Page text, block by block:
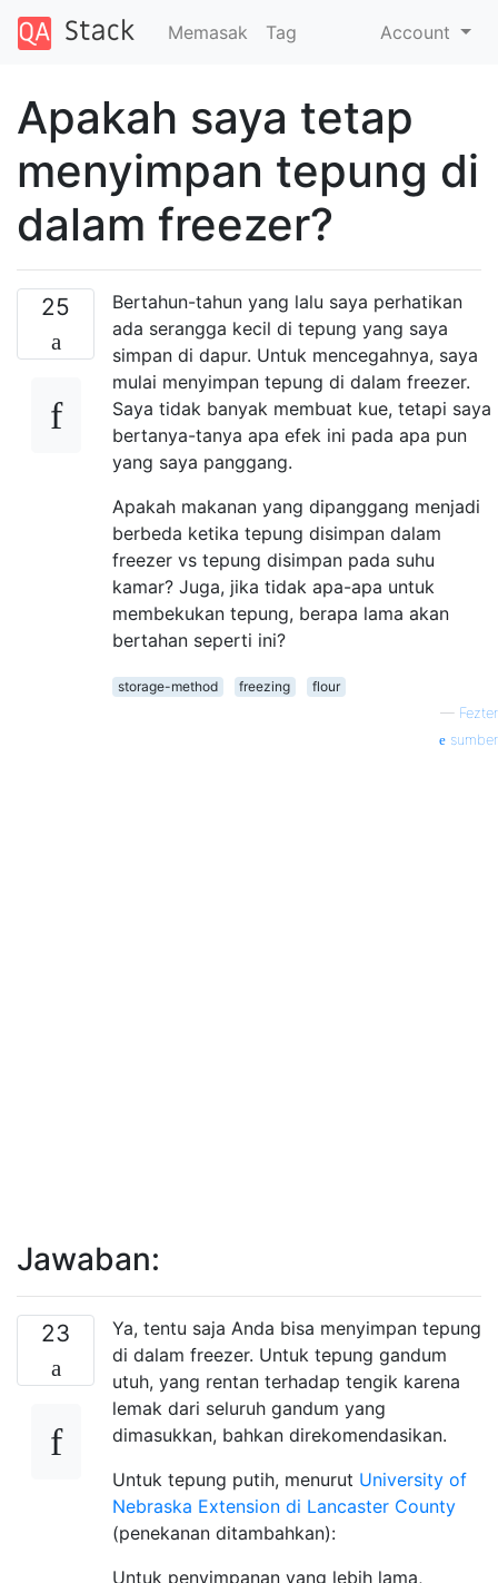
Memasak Tag Account
Apakah saya tetap
menyimpan tepung di
dalam freezer?
25
Bertahun-tahun yang lalu saya perhatikan
ada serangga kecil di tepung yang saya
simpan di dapur. Untuk mencegahnya, saya
mulai menyimpan tepung di dalam freezer.
Saya tidak banyak membuat kue, tetapi saya
bertanya-tanya apa efek ini pada apa pun
yang saya panggang.
Apakah makanan yang dipanggang menjadi
berbeda ketika tepung disimpan dalam
freezer vs tepung disimpan pada suhu
kamar? Juga, jika tidak apa-apa untuk
membekukan tepung, berapa lama akan
bertahan seperti ini?
storage-method freezing
flour
— Fezter
sumber
Jawaban:
23
Ya, tentu saja Anda bisa menyimpan tepung
di dalam freezer. Untuk tepung gandum
utuh, yang rentan terhadap tengik karena
lemak dari seluruh gandum yang
dimasukkan, bahkan direkomendasikan.
Untuk tepung putih, menurut University of
Nebraska Extension di Lancaster County
(penekanan ditambahkan):
Untuk penyimpanan yang lebih lama,